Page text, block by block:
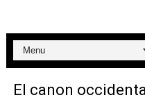
25 grandes películas
Devoraos los unos a
El canon